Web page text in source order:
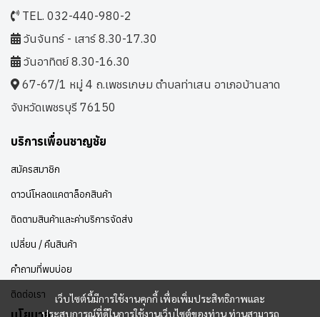
เว็บไซต์นี้มีการใช้งานคุกกี้ เพื่อเพิ่มประสิทธิภาพและ
ประสบการณ์ที่ดีในการใช้งานเว็บไซต์ของท่าน ท่านสามารถ
TEL. 032-440-980-2
วันจันทร์ - เสาร์ 8.30-17.30
วันอาทิตย์ 8.30-16.30
67-67/1 หมู่ 4 ถ.เพชรเกษม ตำบลท่าเสน อาเภอบ้านลาด
จังหวัดเพชรบุรี 76150
บริการเพื่อนชาญชัย
สมัครสมาชิก
ดาวน์โหลดแคตาล็อกสินค้า
ติดตามสินค้าและค่าบริการจัดส่ง
เปลี่ยน / คืนสินค้า
คำถามที่พบบ่อย
ติดต่อเรา